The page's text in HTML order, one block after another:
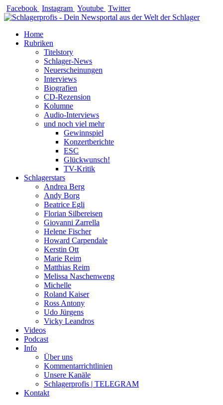
Zum
Inhalt
Facebook Instagram Youtube Twitter
Home
Rubriken
Titelstory
Schlager-News
Neuerscheinungen
Interviews
Biografien
CD-Rezension
Kolumne
Audio-Interviews
und noch viel mehr
Gewinnspiel
Konzertberichte
ESC
Glückwunsch!
TV-Kritik
Schlagerstars
Andrea Berg
Andy Borg
Beatrice Egli
Florian Silbereisen
Giovanni Zarrella
Helene Fischer
Howard Carpendale
Kerstin Ott
Marie Reim
Matthias Reim
Melissa Naschenweng
Michelle
Roland Kaiser
Ross Antony
Udo Jürgens
Vicky Leandros
Videos
Podcast
Info
Über uns
Kommentarrichtlinien
Unsere Kanäle
Schlagerprofis | TELEGRAM
Kontakt